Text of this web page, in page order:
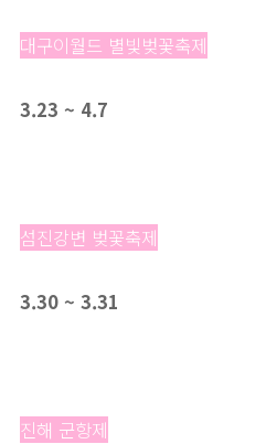
대구이월드 별빛벚꽃축제
3.23 ~ 4.7
섬진강변 벚꽃축제
3.30 ~ 3.31
진해 군항제